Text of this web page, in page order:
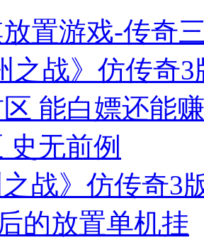
置游戏-传奇
之战》仿传奇3